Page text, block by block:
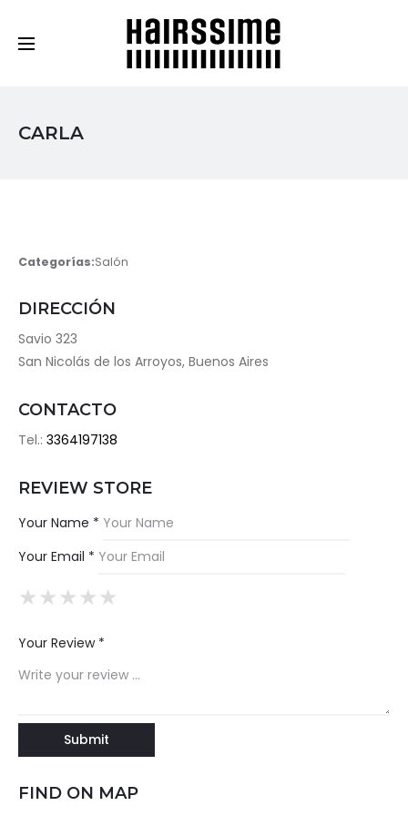
CARLA
Categorías:Salón
DIRECCIÓN
Savio 323
San Nicolás de los Arroyos, Buenos Aires
CONTACTO
Tel.: 3364197138
REVIEW STORE
Your Name *
Your Email *
★
★★
★★★
★★★★
★★★★★
Your Review *
FIND ON MAP